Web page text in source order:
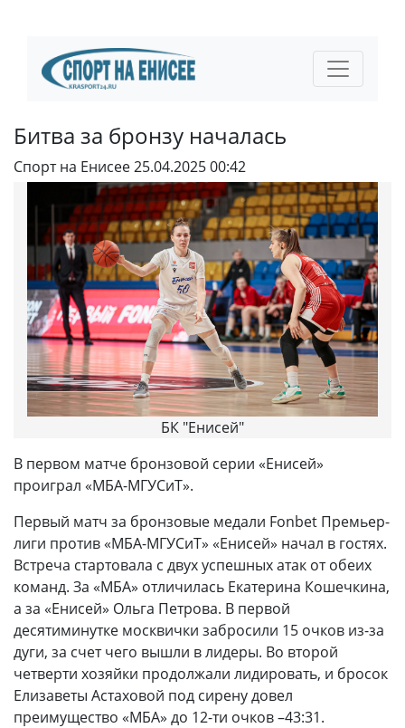
Битва за бронзу началась
Спорт на Енисее25.04.2025 00:42
БК "Енисей"
В первом матче бронзовой серии «Енисей»
проиграл «МБА-МГУСиТ».
Первый матч за бронзовые медали Fonbet Премьер-
лиги против «МБА-МГУСиТ» «Енисей» начал в гостях.
Встреча стартовала с двух успешных атак от обеих
команд. За «МБА» отличилась Екатерина Кошечкина,
а за «Енисей» Ольга Петрова. В первой
десятиминутке москвички забросили 15 очков из-за
дуги, за счет чего вышли в лидеры. Во второй
четверти хозяйки продолжали лидировать, и бросок
Елизаветы Астаховой под сирену довел
преимущество «МБА» до 12-ти очков –43:31.